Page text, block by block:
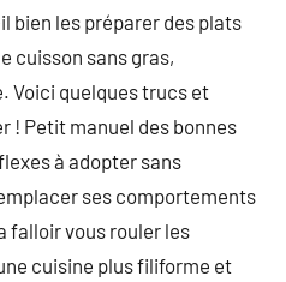
bien les préparer des plats
cuisson sans gras,
Voici quelques trucs et
! Petit manuel des bonnes
à adopter sans
ses comportements
falloir vous rouler les
cuisine plus filiforme et